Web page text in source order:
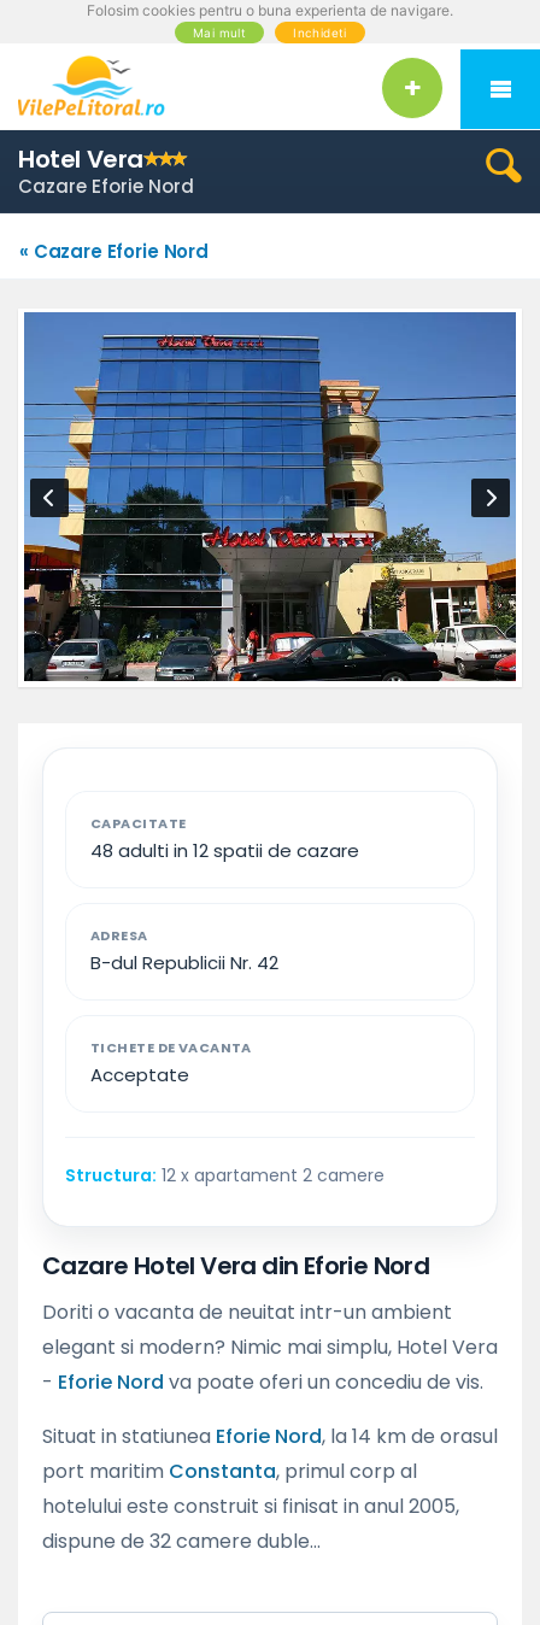
Folosim cookies pentru o buna experienta de navigare.
Mai mult Inchideti
Hotel Vera
Cazare Eforie Nord
« Cazare Eforie Nord
CAPACITATE
48 adulti in 12 spatii de cazare
ADRESA
B-dul Republicii Nr. 42
TICHETE DE VACANTA
Acceptate
Structura: 12 x apartament 2 camere
Cazare Hotel Vera din Eforie Nord
Doriti o vacanta de neuitat intr-un ambient
elegant si modern? Nimic mai simplu, Hotel Vera
- Eforie Nord va poate oferi un concediu de vis.
Situat in statiunea Eforie Nord, la 14 km de orasul
port maritim Constanta, primul corp al
hotelului este construit si finisat in anul 2005,
dispune de 32 camere duble...